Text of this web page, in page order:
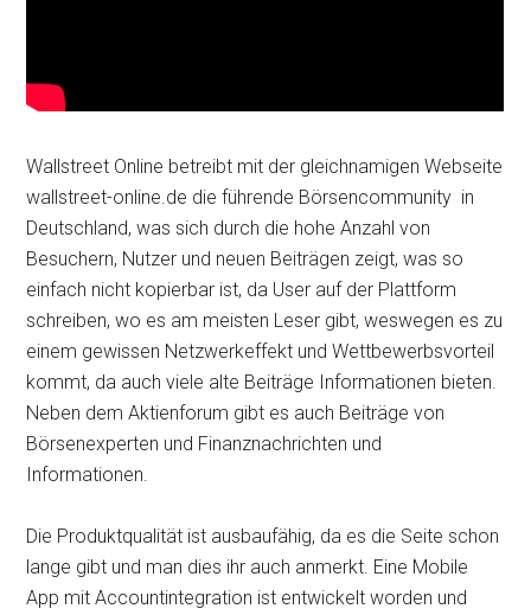
Wallstreet Online betreibt mit der gleichnamigen Webseite
wallstreet-online.de die führende Börsencommunity in
Deutschland, was sich durch die hohe Anzahl von
Besuchern, Nutzer und neuen Beiträgen zeigt, was so
einfach nicht kopierbar ist, da User auf der Plattform
schreiben, wo es am meisten Leser gibt, weswegen es zu
einem gewissen Netzwerkeffekt und Wettbewerbsvorteil
kommt, da auch viele alte Beiträge Informationen bieten.
Neben dem Aktienforum gibt es auch Beiträge von
Börsenexperten und Finanznachrichten und
Informationen.
Die Produktqualität ist ausbaufähig, da es die Seite schon
lange gibt und man dies ihr auch anmerkt. Eine Mobile
App mit Accountintegration ist entwickelt worden und